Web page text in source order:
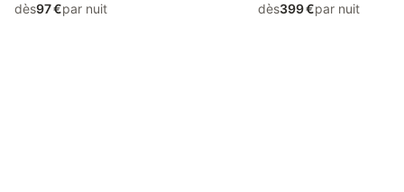
dès97 €par nuit
dès399 €par nuit